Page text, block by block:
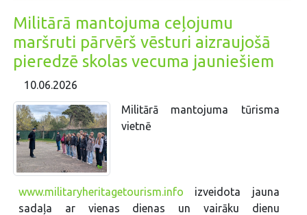
Militārā mantojuma ceļojumu
maršruti pārvērš vēsturi aizraujošā
pieredzē skolas vecuma jauniešiem
10.06.2026
Militārā mantojuma tūrisma
vietnē
www.militaryheritagetourism.info izveidota jauna
sadaļa ar vienas dienas un vairāku dienu